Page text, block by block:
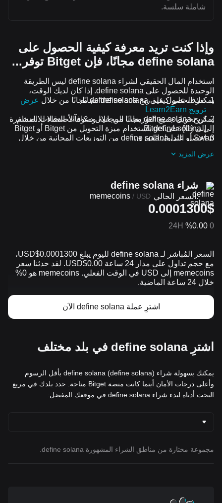
شاملة سلسة.
وإذا كنت تريد معرفة كيفية الحصول على
define solana مجانًا، فإن Bitget توفر...
استخدام المال الحقيقي لشراء define solana ليس الطريقة
الوحيدة للحصول على define solana. إذا كان لديك الوقت،
يمكنك الحصول على define solana مجانًا.
تعرف على كيفية ربح define solana مجانًا من خلال
عرض
ترويج Learn2Earn
اربح define solana مجانًا من خلال دعوة الأصدقاء للانضمام
إلى {1\} على Bitget
احصل على define solana من التوزيعات المجانية من خلال
يمكن تحويل جميع التوزيعات المجانية ومكافآت العملات المشفرة
إلى define solana باستخدام ميزة التحويل من Bitget أو Bitget
Swap أو التداول الفوري.
عرض المزيد
شراء define solana
memecoins / USD السعر الحالي:
0.0001300$
0
%0.00
24H
السعر المُباشر لـ define solana لليوم يبلغ 0.0001300$USD،
مع حجم تداول على مدار 24 ساعة 0.00$USD. لقد حدثنا سعر
memecoins إلى USD في الوقت الفعلي. memecoins هو 0%
خلال 24 ساعة الماضية.
اشترِ عملة define solana الآن
اشترِ define solana في بلد مختلف
يمكنك بسهولة شراء define solana (define solana) بأقل الرسوم
وأعلى درجات الأمان أينما كانت منصة Bitget متاحة. حدد بلدك في مربع
البحث أدناه لبدء شراء define solana في موقعك المفضل:
مجموعة مختارة من مناطق الشراء المشهورة define solana.